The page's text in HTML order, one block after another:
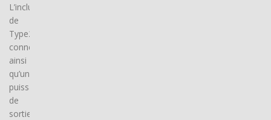
L’inclusion
de
Type2
connector(s),
ainsi
qu’une
puissance
de
sortie